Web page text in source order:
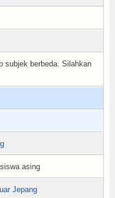
subjek berbeda. Silahkan
asing
Jepang